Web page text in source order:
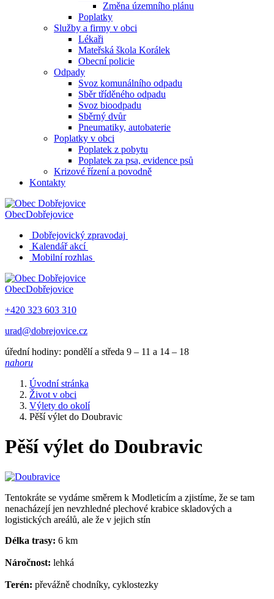
Změna územního plánu
Poplatky
Služby a firmy v obci
Lékaři
Mateřská škola Korálek
Obecní policie
Odpady
Svoz komunálního odpadu
Sběr tříděného odpadu
Svoz bioodpadu
Sběrný dvůr
Pneumatiky, autobaterie
Poplatky v obci
Poplatek z pobytu
Poplatek za psa, evidence psů
Krizové řízení a povodně
Kontakty
ObecDobřejovice
Dobřejovický zpravodaj
Kalendář akcí
Mobilní rozhlas
ObecDobřejovice
+420 323 603 310
urad@dobrejovice.cz
úřední hodiny: pondělí a středa 9 – 11 a 14 – 18
nahoru
Úvodní stránka
Život v obci
Výlety do okolí
Pěší výlet do Doubravic
Pěší výlet do Doubravic
Tentokráte se vydáme směrem k Modleticím a zjistíme, že se tam
nenacházejí jen nevzhledné plechové krabice skladových a
logistických areálů, ale že v jejich stín
Délka trasy: 6 km
Náročnost: lehká
Terén: převážně chodníky, cyklostezky